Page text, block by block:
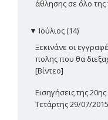
άθλησης σε όλο
▼ Ιούλιος (14)
Ξεκινάνε οι
πολης που θα
[Βίντεο]
Εισηγήσεις της
Τετάρτης 29/07/2015